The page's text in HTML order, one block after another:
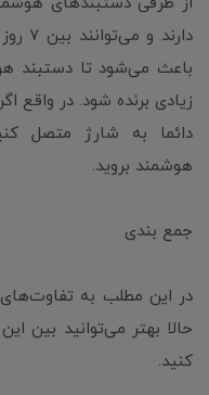
باعث می‌شود تا دستبند
زیادی برنده شود. در واقع
دائما به شارژ متصل
هوشمند بروید.
جمع بندی
در این مطلب به
حالا بهتر می‌توانید بین
کنید.